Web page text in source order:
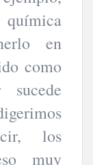
química
en
como
los
muy